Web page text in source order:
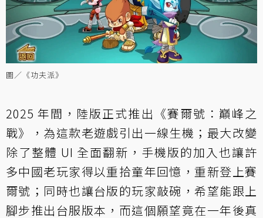
圖／《功夫派》
2025 年間，陸版正式推出《賽爾號：巔峰之
戰》，為這款老遊戲引出一線生機；最大改變
除了整體 UI 全面翻新，手機版的加入也讓許
多中國老玩家得以重拾童年回憶，重新登上賽
爾號；同時也讓台版的玩家敲碗，希望能跟上
腳步推出台服版本，而這個願望竟在一年後真